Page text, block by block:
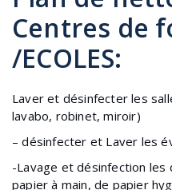
Centres de
/ECOLES:
Laver et désinfecter les
lavabo, robinet, miroir)
– désinfecter et Laver les
-Lavage et désinfection
papier à main, de papier